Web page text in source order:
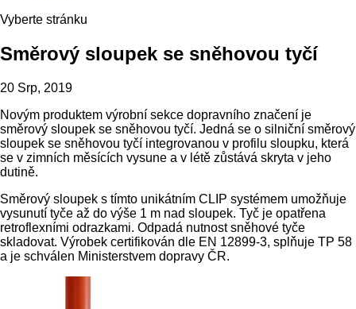
Vyberte stránku
Směrový sloupek se sněhovou tyčí
20 Srp, 2019
Novým produktem výrobní sekce dopravního značení je
směrový sloupek se sněhovou tyčí. Jedná se o silniční směrový
sloupek se sněhovou tyčí integrovanou v profilu sloupku, která
se v zimních měsících vysune a v létě zůstává skryta v jeho
dutině.
Směrový sloupek s tímto unikátním CLIP systémem umožňuje
vysunutí tyče až do výše 1 m nad sloupek. Tyč je opatřena
retroflexními odrazkami. Odpadá nutnost sněhové tyče
skladovat. Výrobek certifikován dle EN 12899-3, splňuje TP 58
a je schválen Ministerstvem dopravy ČR.